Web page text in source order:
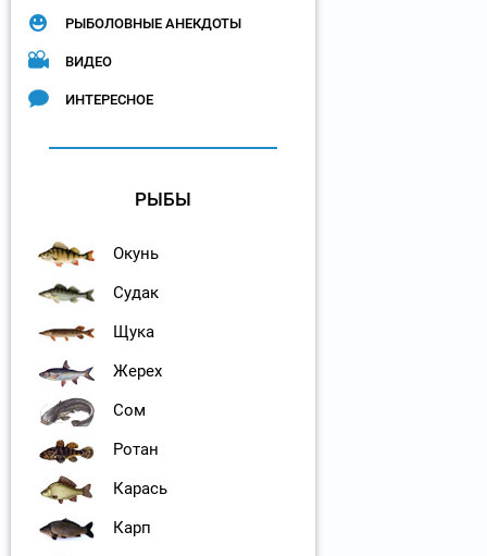
РЫБОЛОВНЫЕ АНЕКДОТЫ
ВИДЕО
ИНТЕРЕСНОЕ
РЫБЫ
Окунь
Судак
Щука
Жерех
Сом
Ротан
Карась
Карп